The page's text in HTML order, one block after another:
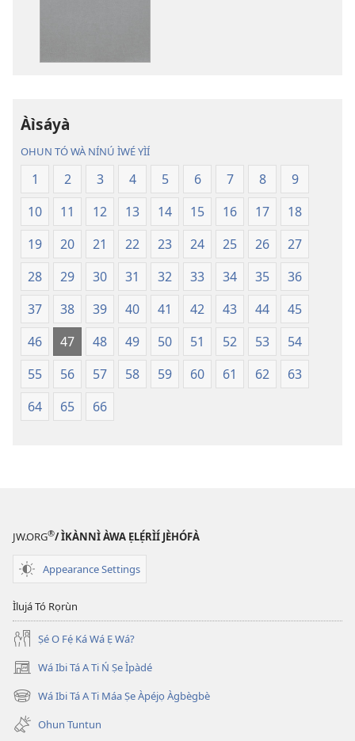
A
Tún
Ṣe
Lọ́dún
2018)
A
Tún
Ṣe
Lọ́dún
2018)
Àìsáyà
OHUN TÓ WÀ NÍNÚ ÌWÉ YÌÍ
1 2 3 4 5 6 7 8
9
10
11 12 13 14 15 16 17
18
19
20 21 22 23 24 25 26
27
28
29 30 31 32 33 34 35
36
37
38 39 40 41 42 43 44
45
46
47 48 49 50 51 52 53
54
55
56 57 58 59 60 61 62
63
64
65 66
JW.ORG®/ ÌKÀNNÌ ÀWA ẸLẸ́RÌÍ JÈHÓFÀ
Appearance Settings
Ìlujá Tó Rọrùn
Ṣé O Fẹ́ Ká Wá Ẹ Wá?
Wá Ibi Tá A Ti Ń Ṣe Ìpàdé
(opens
new
window)
Wá Ibi Tá A Ti Máa Ṣe Àpéjọ Àgbègbè
(opens
new
window)
Ohun Tuntun